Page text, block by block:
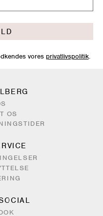
vores privatlivspolitik.
OS